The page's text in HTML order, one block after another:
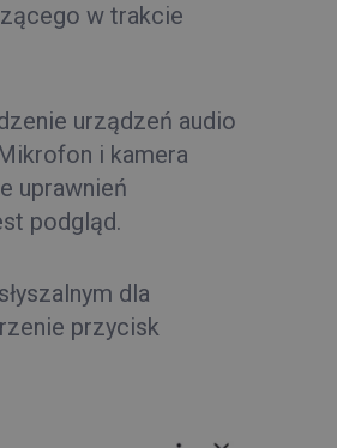
w trakcie
urządzeń audio
i kamera
uprawnień
podgląd.
dla
przycisk